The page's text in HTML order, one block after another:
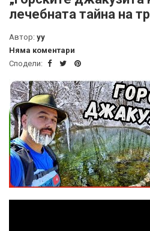
лечебната тайна на
Автор: yy
Няма коментари
Сподели: